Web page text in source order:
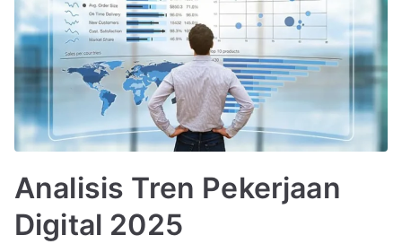
Analisis Tren Pekerjaan
Digital 2025